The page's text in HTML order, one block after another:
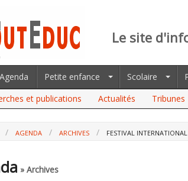
Le site
Agenda Petite enfance Scolaire
et publications
Actualités Tribunes
AGENDA ARCHIVES FESTIVAL
» Archives